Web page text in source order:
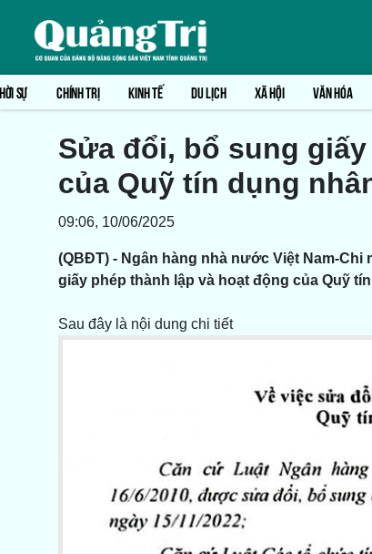
SỰ CHÍNH TRỊ KINH TẾ DU LỊCH XÃ HỘI VĂN HÓA
Sửa đổi, bổ sung
của Quỹ tín dụng
09:06, 10/06/2025
(QBĐT) - Ngân hàng nhà nước Việt Nam-
giấy phép thành lập và hoạt động của Quỹ
Sau đây là nội dung chi tiết